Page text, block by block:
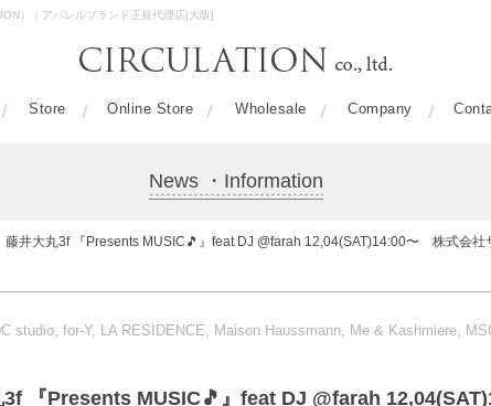
）｜アパレルブランド正規代理店[大阪]
Store Online Store Wholesale Company
News ・Information
井大丸3f 『Presents MUSIC🎵』feat DJ @farah 12,04(SAT)14:00〜 株式会
studio, for-Y, LA RESIDENCE, Maison Haussmann, Me & Kashmiere,
『Presents MUSIC🎵』feat DJ @farah